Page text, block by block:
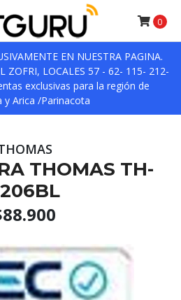
EN NUESTRA PAGINA.
ZOFRI, LOCALES 57 - 62- 115- 212-
exclusivas para la región de
y Arica /Parinacota
0
THOMAS TH-